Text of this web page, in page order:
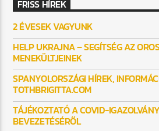
FRISS HÍREK
2 ÉVESEK VAGYUNK
HELP UKRAJNA – SEGÍTSÉG AZ
MENEKÜLTJEINEK
SPANYOLORSZÁGI HÍREK,
TOTHBRIGITTA.COM
TÁJÉKOZTATÓ A COVID-
BEVEZETÉSÉRŐL